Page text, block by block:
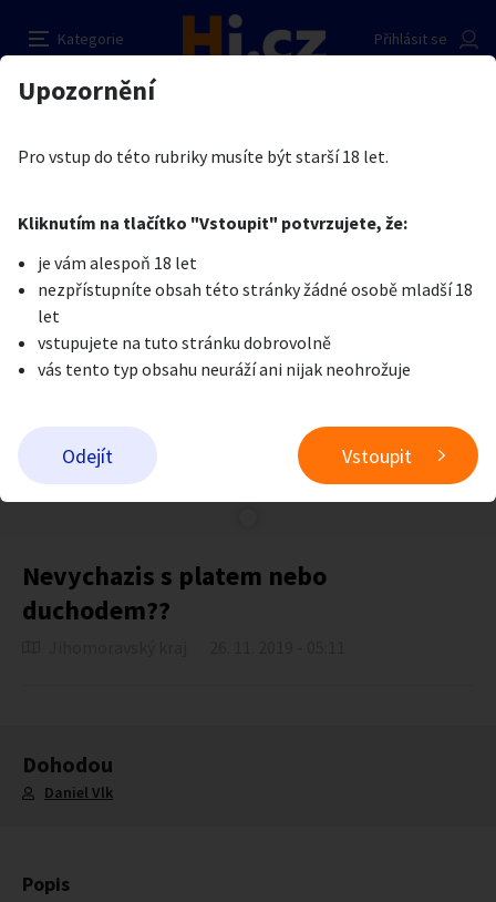
Kategorie
Přihlásit se
Auto-moto
Reality a bydlení Seznamka
Zvířata
Stroje a nářadí PC a elektro Sport a hobby
Sběratelství
Přidat inzerát
Erotika Ostatní a související
Je nám líto, ale tenhle inzerát již není aktuální.
Nevychazis s platem nebo
duchodem??
Dohodou
Daniel Vlk
Popis
Nevychazis s platem nebo duchodem??
Prodávající
Pošlete uživateli zprávu
Nahlásit inzerát
Upozornění
Pro vstup do této rubriky musíte být starší 18 let.
Kliknutím na tlačítko "Vstoupit" potvrzujete, že:
je vám alespoň 18 let
nezpřístupníte obsah této stránky žádné osobě mladší 18
let
vstupujete na tuto stránku dobrovolně
vás tento typ obsahu neuráží ani nijak neohrožuje
Odejít Vstoupit